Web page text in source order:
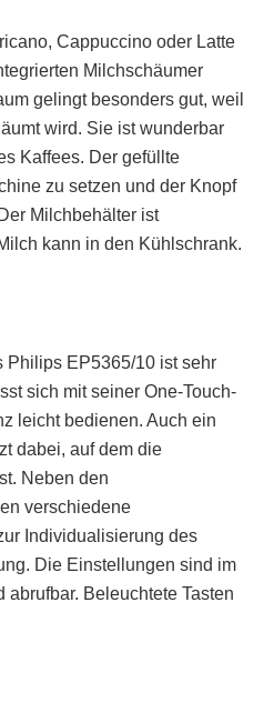
Cappuccino oder Latte
Milchschäumer
gelingt besonders gut, weil
wird. Sie ist wunderbar
Kaffees. Der gefüllte
zu setzen und der Knopf
Milchbehälter ist
kann in den Kühlschrank.
Philips EP5365/10 ist sehr
sich mit seiner One-Touch-
leicht bedienen. Auch ein
dabei, auf dem die
Neben den
verschiedene
Individualisierung des
Die Einstellungen sind im
abrufbar. Beleuchtete Tasten